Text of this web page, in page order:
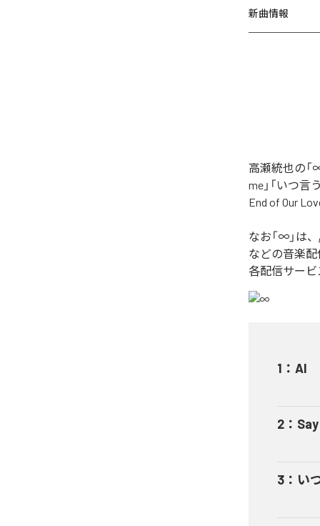
新曲情報
高瀬統也の「
me」「いつ言
End of Our
なお「∞ 」は、
などの音楽
各配信サービ
1 ： AI
2 ：
3 ： い